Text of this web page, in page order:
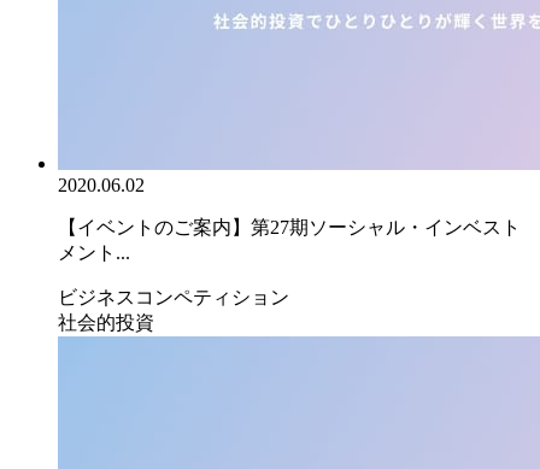
2020.06.02
【イベントのご案内】第27期ソーシャル・インベスト
メント...
ビジネスコンペティション
社会的投資